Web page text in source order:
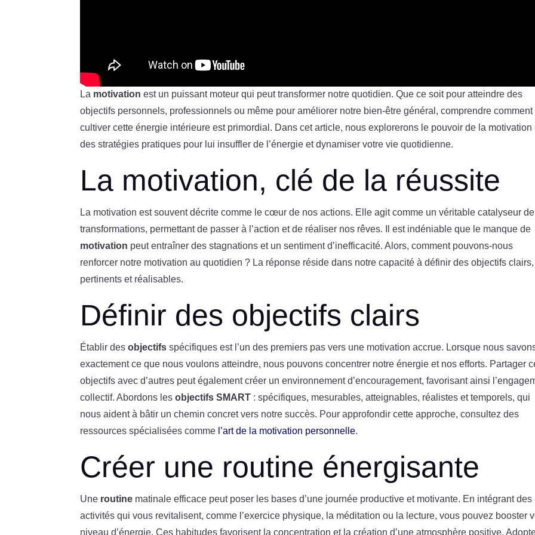
La motivation est un puissant moteur qui peut transformer notre quotidien. Que ce soit pour atteindre des
objectifs personnels, professionnels ou même pour améliorer notre bien-être général, comprendre comment
cultiver cette énergie intérieure est primordial. Dans cet article, nous explorerons le pouvoir de la motivation
des stratégies pratiques pour lui insuffler de l’énergie et dynamiser votre vie quotidienne.
La motivation, clé de la réussite
La motivation est souvent décrite comme le cœur de nos actions. Elle agit comme un véritable catalyseur de
transformations, permettant de passer à l’action et de réaliser nos rêves. Il est indéniable que le manque de
motivation peut entraîner des stagnations et un sentiment d’inefficacité. Alors, comment pouvons-nous
renforcer notre motivation au quotidien ? La réponse réside dans notre capacité à définir des objectifs clairs,
pertinents et réalisables.
Définir des objectifs clairs
Établir desobjectifs spécifiques est l’un des premiers pas vers une motivation accrue. Lorsque nous
exactement ce que nous voulons atteindre, nous pouvons concentrer notre énergie et nos efforts. Partager
objectifs avec d’autres peut également créer un environnement d’encouragement, favorisant ainsi
collectif. Abordons lesobjectifs SMART : spécifiques, mesurables, atteignables, réalistes et temporels, qui
nous aident à bâtir un chemin concret vers notre succès. Pour approfondir cette approche, consultez des
ressources spécialisées comme l’art de la motivation personnelle.
Créer une routine énergisante
Une routine matinale efficace peut poser les bases d’une journée productive et motivante. En intégrant des
activités qui vous revitalisent, comme l’exercice physique, la méditation ou la lecture, vous pouvez booster
niveau d’énergie. Ces habitudes favorisent la concentration et la création d’une atmosphère positive.